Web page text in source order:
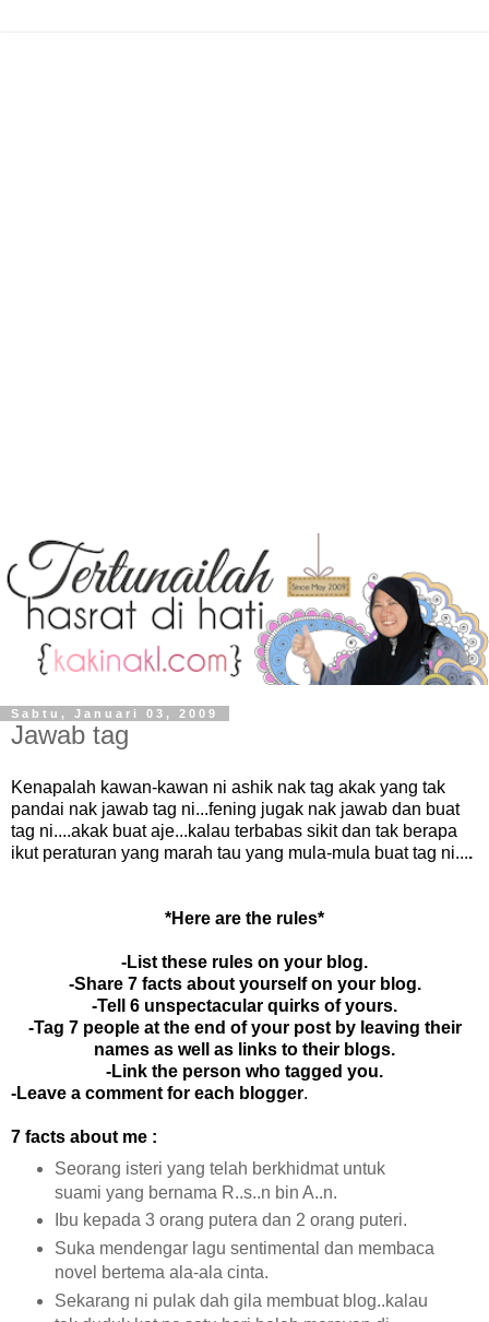
Sabtu, Januari 03, 2009
Jawab tag
Kenapalah kawan-kawan ni ashik nak tag akak yang tak
pandai nak jawab tag ni...fening jugak nak jawab dan buat
tag ni....akak buat aje...kalau terbabas sikit dan tak berapa
ikut peraturan yang marah tau yang mula-mula buat tag ni....
*Here are the rules*
-List these rules on your blog.
-Share 7 facts about yourself on your blog.
-Tell 6 unspectacular quirks of yours.
-Tag 7 people at the end of your post by leaving their
names as well as links to their blogs.
-Link the person who tagged you.
-Leave a comment for each blogger.
7 facts about me :
Seorang isteri yang telah berkhidmat untuk
suami yang bernama R..s..n bin A..n.
Ibu kepada 3 orang putera dan 2 orang puteri.
Suka mendengar lagu sentimental dan membaca
novel bertema ala-ala cinta.
Sekarang ni pulak dah gila membuat blog..kalau